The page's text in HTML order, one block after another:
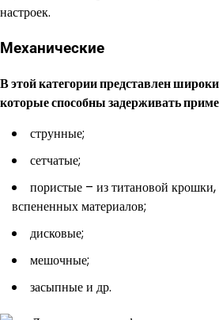
настроек.
Механические
В этой категории представлен
которые способны задерживать
струнные;
сетчатые;
пористые – из титановой
вспененных материалов;
дисковые;
мешочные;
засыпные и др.